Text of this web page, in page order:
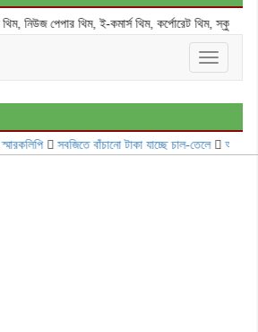
থিম, ই-কমার্স থিম, কর্পোরেট থিম, স্কুল কলেজের থিমস
Toggle
সবজিতে বাঁচানো টাকা যাচ্ছে চাল-তেলে অপরাধ করে ছাড়